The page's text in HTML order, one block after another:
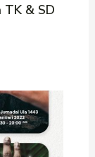
TK & SD